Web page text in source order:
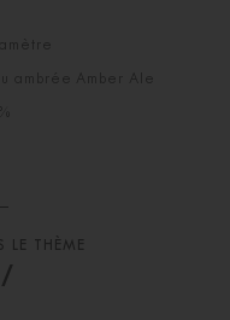
ambrée Amber Ale
LE THÈME
/